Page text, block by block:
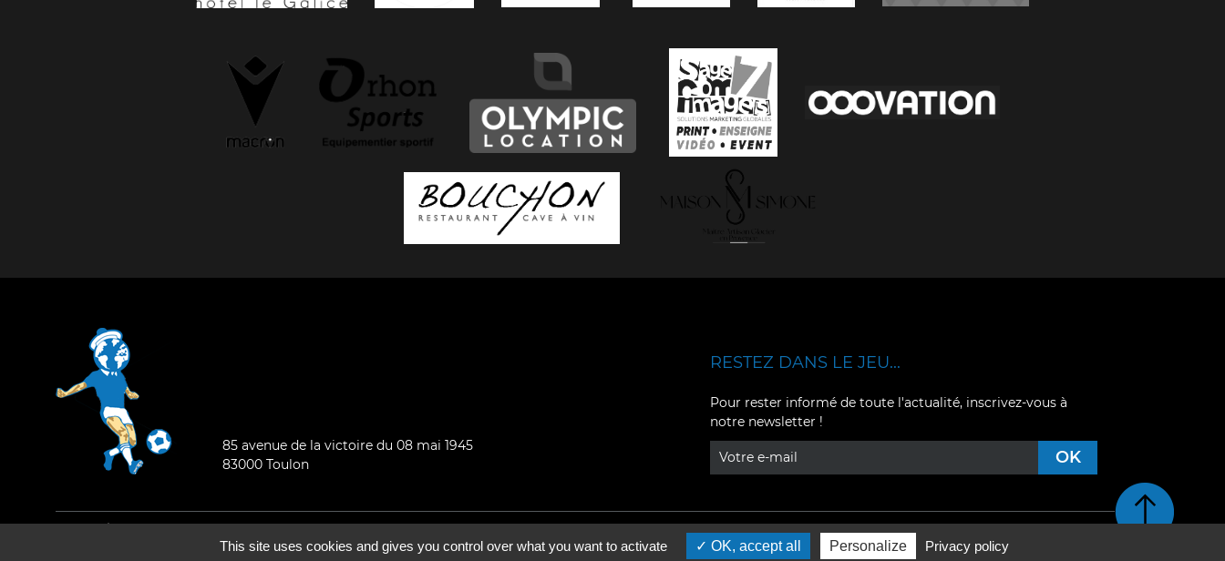
85 avenue de la victoire du 08 mai 1945
83000 Toulon
YouTube
RESTEZ DANS LE JEU...
Pour rester informé de toute l'actualité, inscrivez-vous à
notre newsletter !
Mentions légales-Qui sommes-nous ?
©2026 - Tous droits réservés - Conception :epartenair e
Retour en haut de page
This site uses cookies and gives you control over what you want to activate OK, accept all Personalize Privacy policy